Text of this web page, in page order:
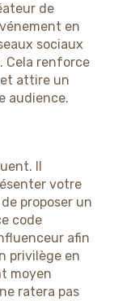
de
en
sociaux
Cela renforce
attire un
audience.
Il
votre
proposer un
code
afin
privilège en
moyen
ratera pas